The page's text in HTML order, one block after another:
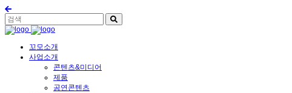
꼬모소개
사업소개
콘텐츠&미디어
제품
공연콘텐츠